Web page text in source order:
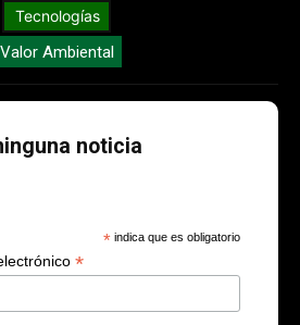
Tecnologías
Valor Ambiental
noticia
* indica que es obligatorio
*